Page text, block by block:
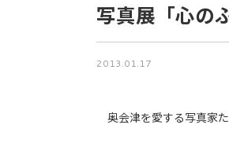
写真展「心の
2013.01.17
奥会津を愛する写真家